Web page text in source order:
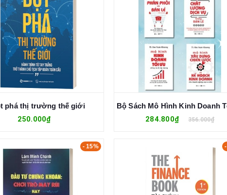
phá thị trường thế giới
250.000₫ 284.800₫ 356.000₫
- 15%